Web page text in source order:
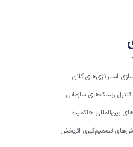
استراتژی‌های کلان
کنترل ریسک‌های سازمانی
بین‌المللی حاکمیت
تصمیم‌گیری اثربخش